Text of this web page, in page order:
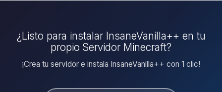
¿Listo para instalar InsaneVanilla++ en tu
propio Servidor Minecraft?
¡Crea tu servidor e instala InsaneVanilla++ con 1 clic!